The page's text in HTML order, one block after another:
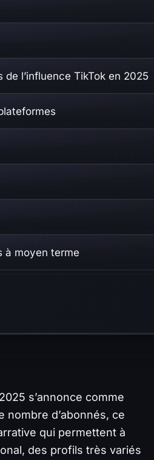
l’influence TikTok en 2025
à moyen terme
s’annonce comme
nombre d’abonnés, ce
qui permettent à
des profils très variés